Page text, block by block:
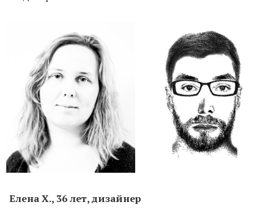
Елена Х., 36 лет, дизайнер